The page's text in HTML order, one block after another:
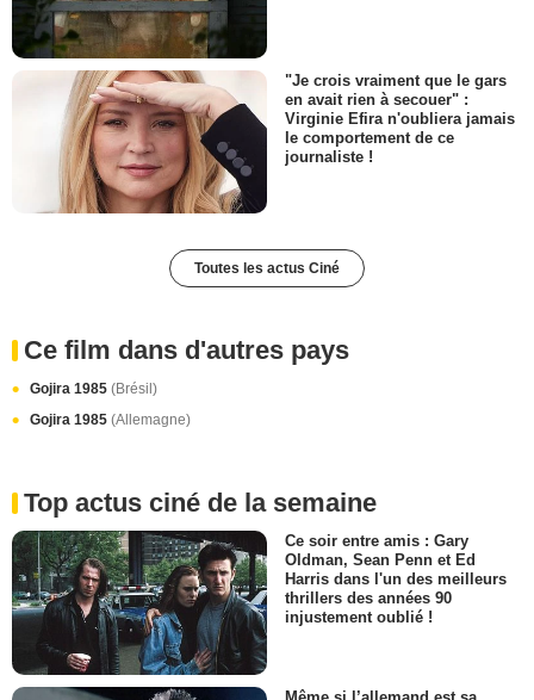
"Je crois vraiment que le gars
en avait rien à secouer" :
Virginie Efira n'oubliera jamais
le comportement de ce
journaliste !
Toutes les actus Ciné
Ce film dans d'autres pays
Gojira 1985 (Brésil)
Gojira 1985 (Allemagne)
Top actus ciné de la semaine
Ce soir entre amis : Gary
Oldman, Sean Penn et Ed
Harris dans l'un des meilleurs
thrillers des années 90
injustement oublié !